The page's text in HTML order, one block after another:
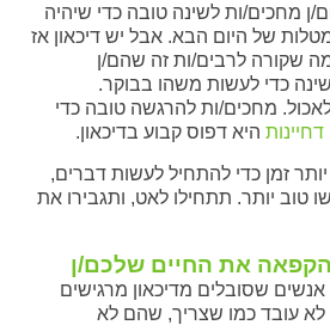
ן מחכים/ות לשינה טובה כדי שיהיה
של היום הבא. אבל יש דיכאון אז
שקורה לרבים/ות זה שהם/ן
כדי לעשות משהו בבוקר.
מחכים/ות להרגשה טובה כדי
דחיינות היא דפוס קבוע בדיכאון.
זמן כדי להתחיל לעשות דברים,
טוב יותר. תתחילו לאט, ותגבירו את
את החיים שלכם/ן
שסובלים מדיכאון מרגישים
עובד כמו שצריך, שהם לא